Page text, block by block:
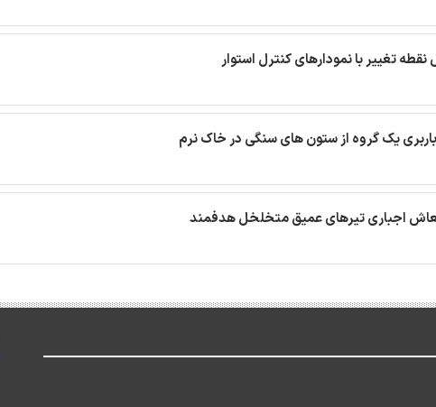
تغییر با نمودارهای کنترل استوار
یک گروه از ستون های سنگی در خاک نرم
اجباری تیرهای عمیق متخلخل هدفمند